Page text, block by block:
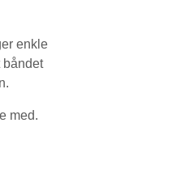
enkle
båndet
med.